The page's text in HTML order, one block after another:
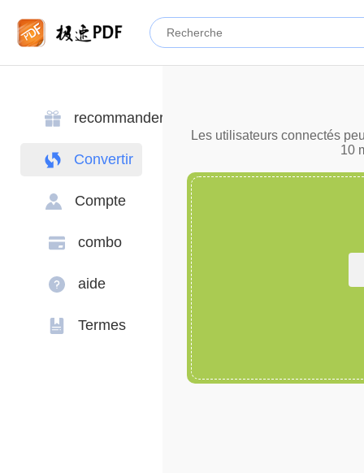
recommander
Convertir
Compte
combo
aide
Termes
Les utilisateurs connectés
10